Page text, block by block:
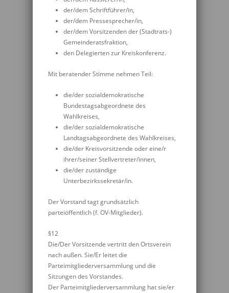
der/dem Schriftführer/in,
der/dem Pressesprecher/in,
der/dem Vorsitzenden der (Stadtrats-)
Gemeinderatsfraktion,
den Delegierten zur Kreiskonferenz.
Mit beratender Stimme nehmen Teil:
die/der sozialdemokratische
Bundestagsabgeordnete des
Wahlkreises,
die/der sozialdemokratische
Landtagsabgeordnete des Wahlkreises,
die/der Kreisvorsitzende oder eine/r
ihrer/seiner Stellvertreter/innen,
die/der zuständige
Unterbezirkssekretär/in.
Der Vorstand tagt grundsätzlich
parteiöffentlich (f. OV-Mitglieder).
§12
Die/Der Vorsitzende vertritt den Ortsverein
nach außen. Sie/Er leitet die
Parteimitgliederversammlung und die
Sitzungen des Vorstandes.
Der Parteimitgliederversammlung hat sie/er